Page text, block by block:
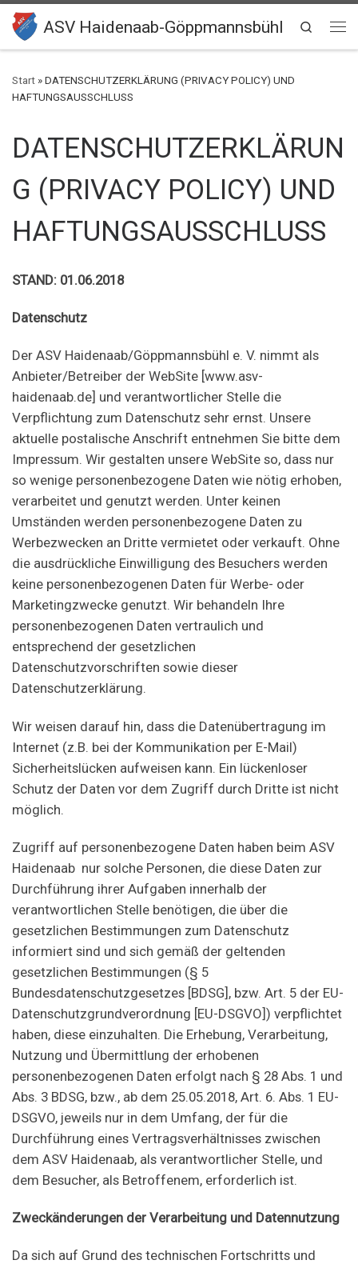
Zum Inhalt springen
ASV Haidenaab-Göppmannsbühl
Search
Start » DATENSCHUTZERKLÄRUNG (PRIVACY POLICY) UND
HAFTUNGSAUSSCHLUSS
DATENSCHUTZERKLÄRUN
G (PRIVACY POLICY) UND
HAFTUNGSAUSSCHLUSS
STAND: 01.06.2018
Datenschutz
Der ASV Haidenaab/Göppmannsbühl e. V. nimmt als
Anbieter/Betreiber der WebSite [www.asv-
haidenaab.de] und verantwortlicher Stelle die
Verpflichtung zum Datenschutz sehr ernst. Unsere
aktuelle postalische Anschrift entnehmen Sie bitte dem
Impressum. Wir gestalten unsere WebSite so, dass nur
so wenige personenbezogene Daten wie nötig erhoben,
verarbeitet und genutzt werden. Unter keinen
Umständen werden personenbezogene Daten zu
Werbezwecken an Dritte vermietet oder verkauft. Ohne
die ausdrückliche Einwilligung des Besuchers werden
keine personenbezogenen Daten für Werbe- oder
Marketingzwecke genutzt. Wir behandeln Ihre
personenbezogenen Daten vertraulich und
entsprechend der gesetzlichen
Datenschutzvorschriften sowie dieser
Datenschutzerklärung.
Wir weisen darauf hin, dass die Datenübertragung im
Internet (z.B. bei der Kommunikation per E-Mail)
Sicherheitslücken aufweisen kann. Ein lückenloser
Schutz der Daten vor dem Zugriff durch Dritte ist nicht
möglich.
Zugriff auf personenbezogene Daten haben beim ASV
Haidenaab nur solche Personen, die diese Daten zur
Durchführung ihrer Aufgaben innerhalb der
verantwortlichen Stelle benötigen, die über die
gesetzlichen Bestimmungen zum Datenschutz
informiert sind und sich gemäß der geltenden
gesetzlichen Bestimmungen (§ 5
Bundesdatenschutzgesetzes [BDSG], bzw. Art. 5 der EU-
Datenschutzgrundverordnung [EU-DSGVO]) verpflichtet
haben, diese einzuhalten. Die Erhebung, Verarbeitung,
Nutzung und Übermittlung der erhobenen
personenbezogenen Daten erfolgt nach § 28 Abs. 1 und
Abs. 3 BDSG, bzw., ab dem 25.05.2018, Art. 6. Abs. 1 EU-
DSGVO, jeweils nur in dem Umfang, der für die
Durchführung eines Vertragsverhältnisses zwischen
dem ASV Haidenaab, als verantwortlicher Stelle, und
dem Besucher, als Betroffenem, erforderlich ist.
Zweckänderungen der Verarbeitung und Datennutzung
Da sich auf Grund des technischen Fortschritts und